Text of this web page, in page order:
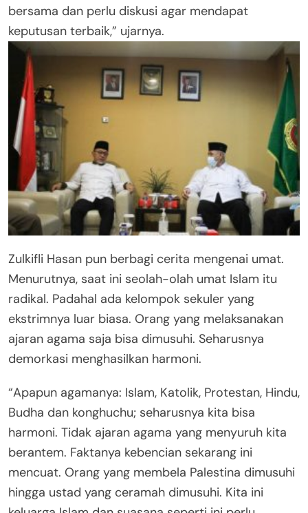
bersama dan perlu diskusi agar mendapat
keputusan terbaik,” ujarnya.
Zulkifli Hasan pun berbagi cerita mengenai umat.
Menurutnya, saat ini seolah-olah umat Islam itu
radikal. Padahal ada kelompok sekuler yang
ekstrimnya luar biasa. Orang yang melaksanakan
ajaran agama saja bisa dimusuhi. Seharusnya
demorkasi menghasilkan harmoni.
“Apapun agamanya: Islam, Katolik, Protestan, Hindu,
Budha dan konghuchu; seharusnya kita bisa
harmoni. Tidak ajaran agama yang menyuruh kita
berantem. Faktanya kebencian sekarang ini
mencuat. Orang yang membela Palestina dimusuhi
hingga ustad yang ceramah dimusuhi. Kita ini